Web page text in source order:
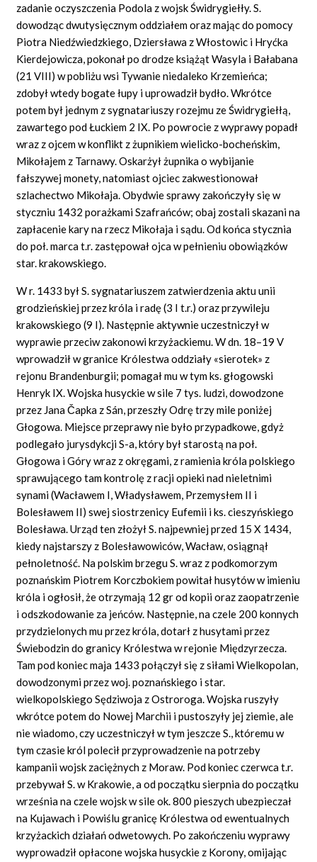
zadanie oczyszczenia Podola z wojsk Świdrygiełły. S.
dowodząc dwutysięcznym oddziałem oraz mając do pomocy
Piotra Niedźwiedzkiego, Dziersława z Włostowic i Hryćka
Kierdejowicza, pokonał po drodze książąt Wasyla i Bałabana
(21 VIII) w pobliżu wsi Tywanie niedaleko Krzemieńca;
zdobył wtedy bogate łupy i uprowadził bydło. Wkrótce
potem był jednym z sygnatariuszy rozejmu ze Świdrygiełłą,
zawartego pod Łuckiem 2 IX. Po powrocie z wyprawy popadł
wraz z ojcem w konflikt z żupnikiem wielicko-bocheńskim,
Mikołajem z Tarnawy. Oskarżył żupnika o wybijanie
fałszywej monety, natomiast ojciec zakwestionował
szlachectwo Mikołaja. Obydwie sprawy zakończyły się w
styczniu 1432 porażkami Szafrańców; obaj zostali skazani na
zapłacenie kary na rzecz Mikołaja i sądu. Od końca stycznia
do poł. marca t.r. zastępował ojca w pełnieniu obowiązków
star. krakowskiego.
W r. 1433 był S. sygnatariuszem zatwierdzenia aktu unii
grodzieńskiej przez króla i radę (3 I t.r.) oraz przywileju
krakowskiego (9 I). Następnie aktywnie uczestniczył w
wyprawie przeciw zakonowi krzyżackiemu. W dn. 18–19 V
wprowadził w granice Królestwa oddziały «sierotek» z
rejonu Brandenburgii; pomagał mu w tym ks. głogowski
Henryk IX. Wojska husyckie w sile 7 tys. ludzi, dowodzone
przez Jana Čapka z Sán, przeszły Odrę trzy mile poniżej
Głogowa. Miejsce przeprawy nie było przypadkowe, gdyż
podlegało jurysdykcji S-a, który był starostą na poł.
Głogowa i Góry wraz z okręgami, z ramienia króla polskiego
sprawującego tam kontrolę z racji opieki nad nieletnimi
synami (Wacławem I, Władysławem, Przemysłem II i
Bolesławem II) swej siostrzenicy Eufemii i ks. cieszyńskiego
Bolesława. Urząd ten złożył S. najpewniej przed 15 X 1434,
kiedy najstarszy z Bolesławowiców, Wacław, osiągnął
pełnoletność. Na polskim brzegu S. wraz z podkomorzym
poznańskim Piotrem Korczbokiem powitał husytów w imieniu
króla i ogłosił, że otrzymają 12 gr od kopii oraz zaopatrzenie
i odszkodowanie za jeńców. Następnie, na czele 200 konnych
przydzielonych mu przez króla, dotarł z husytami przez
Świebodzin do granicy Królestwa w rejonie Międzyrzecza.
Tam pod koniec maja 1433 połączył się z siłami Wielkopolan,
dowodzonymi przez woj. poznańskiego i star.
wielkopolskiego Sędziwoja z Ostroroga. Wojska ruszyły
wkrótce potem do Nowej Marchii i pustoszyły jej ziemie, ale
nie wiadomo, czy uczestniczył w tym jeszcze S., któremu w
tym czasie król polecił przyprowadzenie na potrzeby
kampanii wojsk zaciężnych z Moraw. Pod koniec czerwca t.r.
przebywał S. w Krakowie, a od początku sierpnia do początku
września na czele wojsk w sile ok. 800 pieszych ubezpieczał
na Kujawach i Powiślu granicę Królestwa od ewentualnych
krzyżackich działań odwetowych. Po zakończeniu wyprawy
wyprowadził opłacone wojska husyckie z Korony, omijając